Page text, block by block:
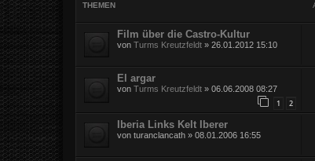
THEMEN
Film über die Castro-Kultur
von Turms Kreutzfeldt » 26.01.2012 15:10
El argar
von Turms Kreutzfeldt » 06.06.2008 08:27
1 2
Iberia Links Kelt Iberer
von turanclancath » 08.01.2006 16:55